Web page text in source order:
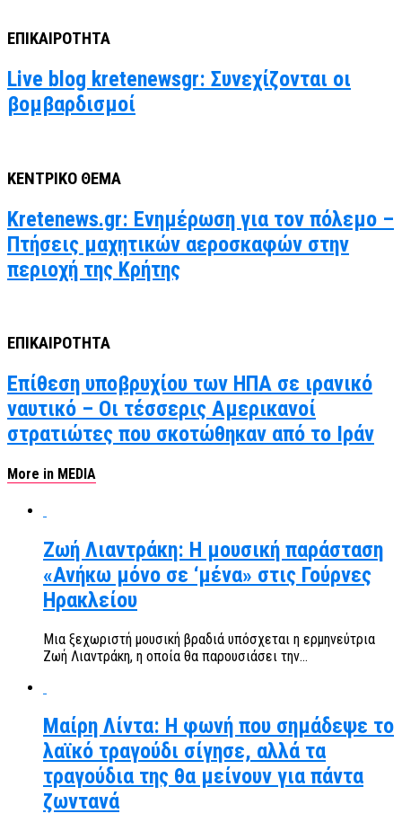
ΕΠΙΚΑΙΡΟΤΗΤΑ
Live blog kretenewsgr: Συνεχίζονται οι
βομβαρδισμοί
ΚΕΝΤΡΙΚΟ ΘΕΜΑ
Kretenews.gr: Ενημέρωση για τον πόλεμο –
Πτήσεις μαχητικών αεροσκαφών στην
περιοχή της Κρήτης
ΕΠΙΚΑΙΡΟΤΗΤΑ
Επίθεση υποβρυχίου των ΗΠΑ σε ιρανικό
ναυτικό – Οι τέσσερις Αμερικανοί
στρατιώτες που σκοτώθηκαν από το Ιράν
More in MEDIA
Ζωή Λιαντράκη: Η μουσική παράσταση
«Ανήκω μόνο σε ‘μένα» στις Γούρνες
Ηρακλείου
Μια ξεχωριστή μουσική βραδιά υπόσχεται η ερμηνεύτρια
Ζωή Λιαντράκη, η οποία θα παρουσιάσει την...
Μαίρη Λίντα: Η φωνή που σημάδεψε το
λαϊκό τραγούδι σίγησε, αλλά τα
τραγούδια της θα μείνουν για πάντα
ζωντανά